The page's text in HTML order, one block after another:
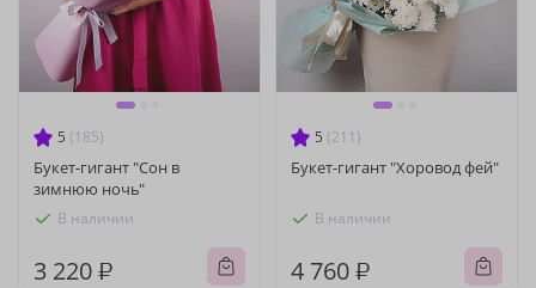
5 (185)
Букет-гигант "Сон в
зимнюю ночь"
В наличии
3 220 ₽
5 (211)
Букет-гигант "Хоровод фей"
В наличии
4 760 ₽